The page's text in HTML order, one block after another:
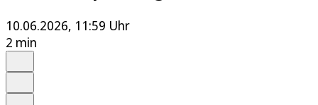
10.06.2026, 11:59 Uhr
2 min